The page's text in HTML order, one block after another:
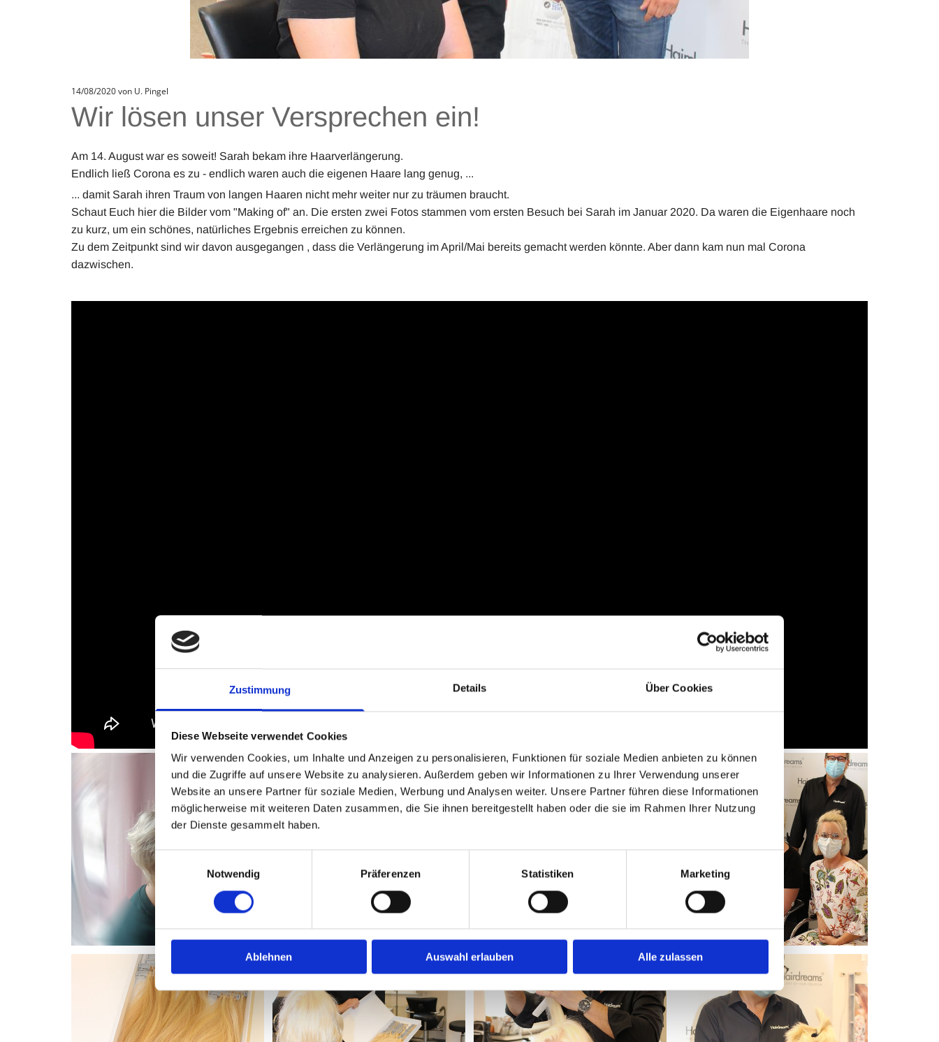
Zustimmung Details Über Cookies
Diese Webseite verwendet Cookies
Wir verwenden Cookies, um Inhalte und Anzeigen zu personalisieren, Funktionen für soziale Medien anbieten zu können
und die Zugriffe auf unsere Website zu analysieren. Außerdem geben wir Informationen zu Ihrer Verwendung unserer
Website an unsere Partner für soziale Medien, Werbung und Analysen weiter. Unsere Partner führen diese Informationen
möglicherweise mit weiteren Daten zusammen, die Sie ihnen bereitgestellt haben oder die sie im Rahmen Ihrer Nutzung
der Dienste gesammelt haben.
Einwilligungsauswahl
Notwendig
Präferenzen Statistiken Marketing
Ablehnen Auswahl erlauben Alle zulassen
14/08/2020von U. Pingel
Wir lösen unser Versprechen ein!
Am 14. August war es soweit! Sarah bekam ihre Haarverlängerung.
Endlich ließ Corona es zu - endlich waren auch die eigenen Haare lang genug, ...
... damit Sarah ihren Traum von langen Haaren nicht mehr weiter nur zu träumen braucht.
Schaut Euch hier die Bilder vom "Making of" an. Die ersten zwei Fotos stammen vom ersten Besuch bei Sarah im Januar 2020. Da waren die Eigenhaare noch
zu kurz, um ein schönes, natürliches Ergebnis erreichen zu können.
Zu dem Zeitpunkt sind wir davon ausgegangen , dass die Verlängerung im April/Mai bereits gemacht werden könnte. Aber dann kam nun mal Corona
dazwischen.